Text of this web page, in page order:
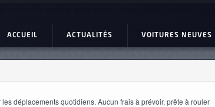
en bon état général, fiable et économique. Idéale pour les
ACCUEIL ACTUALITÉS VOITURES NEUVES
déplacements quotidiens. Aucun frais à prévoir, prête à rouler